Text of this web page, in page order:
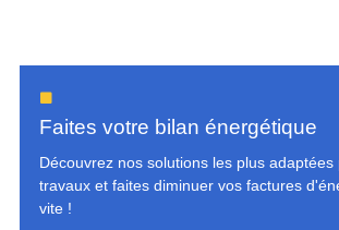
Faites votre bilan énergétique
Découvrez nos solutions les plus adaptées
travaux et faites diminuer vos factures
vite !